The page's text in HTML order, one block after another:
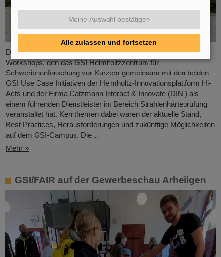
Das Thema Strahlenhärteprüfung stand im Mittelpunkt eines
Workshops, den das GSI Helmholtzzentrum für
Schwerionenforschung vor Kurzem gemeinsam mit den beiden
GSI Use Case Initiativen der Helmholtz-Innovationsplattform Hi-
Acts und der Firma Datzmann Interact & Innovate (DINI) als
einem führenden Dienstleister im Bereich Strahlenhärteprüfung
veranstaltet hat. Kernthemen dabei waren der aktuelle Stand,
Best Practices, Herausforderungen und zukünftige Möglichkeiten
auf dem GSI-Campus. Die…
Mehr »
GSI/FAIR auf der Gewerbeschau Arheilgen
Meine Auswahl bestätigen
Alle zulassen und fortsetzen